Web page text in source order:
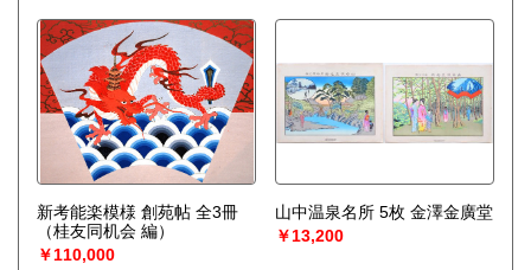
新考能楽模様 創苑帖 全3冊
（桂友同机会 編）
￥110,000
山中温泉名所 5枚 金澤金廣堂
￥13,200